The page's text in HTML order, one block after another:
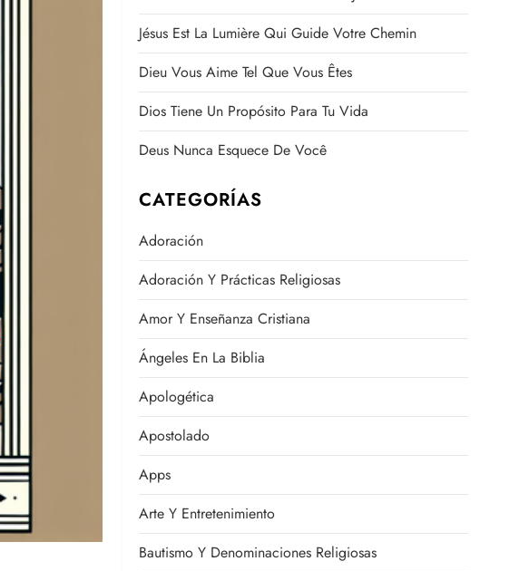
Jésus Est La Lumière Qui Guide Votre Chemin
Dieu Vous Aime Tel Que Vous Êtes
Dios Tiene Un Propósito Para Tu Vida
Deus Nunca Esquece De Você
CATEGORÍAS
Adoración
Adoración Y Prácticas Religiosas
Amor Y Enseñanza Cristiana
Ángeles En La Biblia
Apologética
Apostolado
Apps
Arte Y Entretenimiento
Bautismo Y Denominaciones Religiosas